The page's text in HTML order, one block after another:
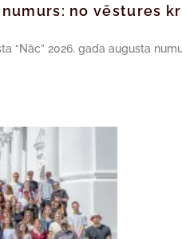
numurs: no vēstures
“Nāc” 2026. gada augusta